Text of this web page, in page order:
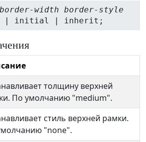
border-width border-style
| initial | inherit;
толщину верхней
По умолчанию "medium".
стиль верхней рамки.
"none".